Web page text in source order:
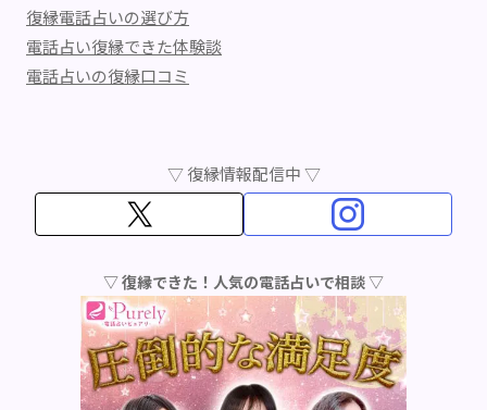
復縁電話占いの選び方
電話占い復縁できた体験談
電話占いの復縁口コミ
▽ 復縁情報配信中 ▽
▽ 復縁できた！人気の電話占いで相談 ▽